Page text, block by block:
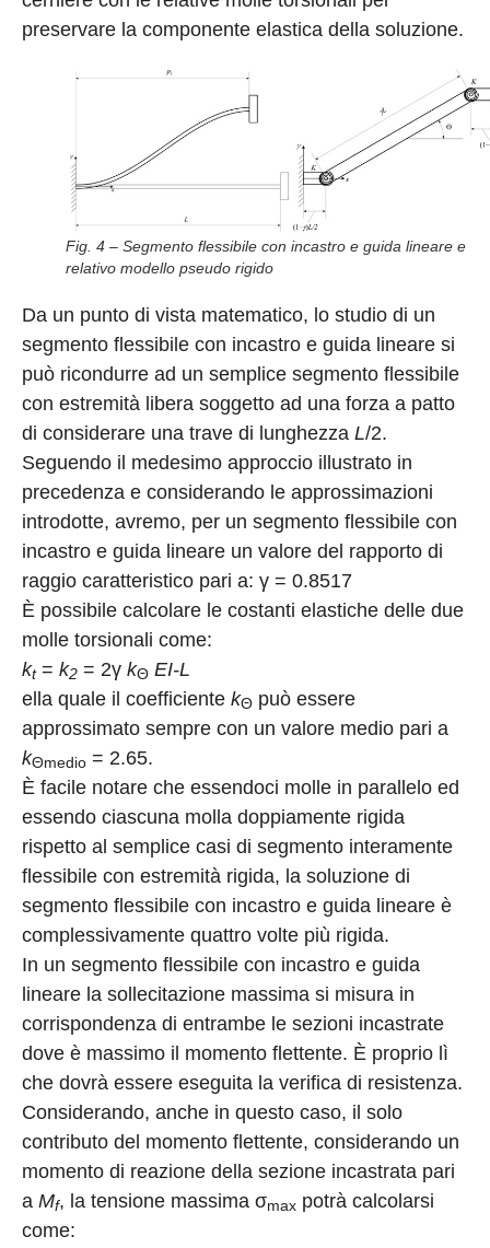
preservare la componente elastica della soluzione.
Fig. 4 – Segmento flessibile con incastro e guida lineare e
relativo modello pseudo rigido
Da un punto di vista matematico, lo studio di un
segmento flessibile con incastro e guida lineare si
può ricondurre ad un semplice segmento flessibile
con estremità libera soggetto ad una forza a patto
di considerare una trave di lunghezza L/2.
Seguendo il medesimo approccio illustrato in
precedenza e considerando le approssimazioni
introdotte, avremo, per un segmento flessibile con
incastro e guida lineare un valore del rapporto di
raggio caratteristico pari a: γ = 0.8517
È possibile calcolare le costanti elastiche delle due
molle torsionali come:
kt= k2 = 2γ kΘ EI-L
ella quale il coefficiente kΘ può essere
approssimato sempre con un valore medio pari a
kΘmedio = 2.65.
È facile notare che essendoci molle in parallelo ed
essendo ciascuna molla doppiamente rigida
rispetto al semplice casi di segmento interamente
flessibile con estremità rigida, la soluzione di
segmento flessibile con incastro e guida lineare è
complessivamente quattro volte più rigida.
In un segmento flessibile con incastro e guida
lineare la sollecitazione massima si misura in
corrispondenza di entrambe le sezioni incastrate
dove è massimo il momento flettente. È proprio lì
che dovrà essere eseguita la verifica di resistenza.
Considerando, anche in questo caso, il solo
contributo del momento flettente, considerando un
momento di reazione della sezione incastrata pari
a Mf, la tensione massima σmax potrà calcolarsi
come: